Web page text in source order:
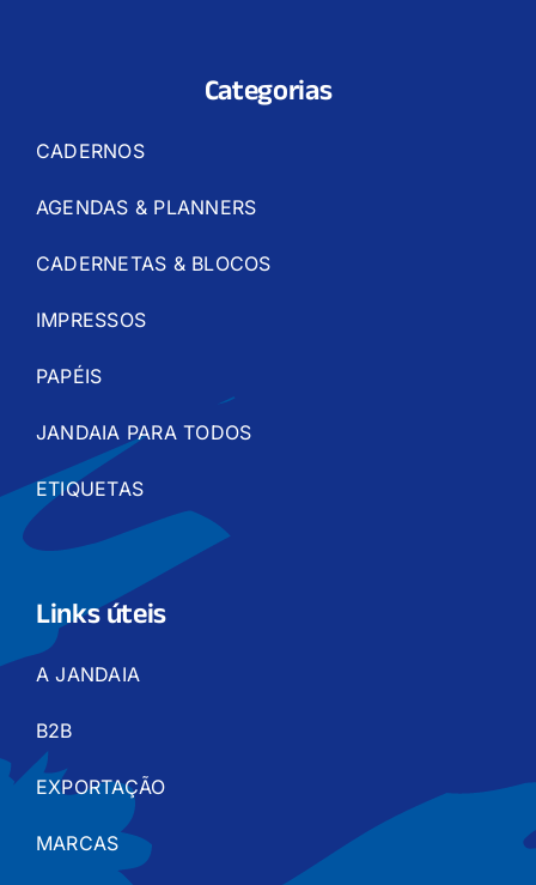
Categorias
CADERNOS
AGENDAS & PLANNERS
CADERNETAS & BLOCOS
IMPRESSOS
PAPÉIS
JANDAIA PARA TODOS
ETIQUETAS
Links úteis
A JANDAIA
B2B
EXPORTAÇÃO
MARCAS